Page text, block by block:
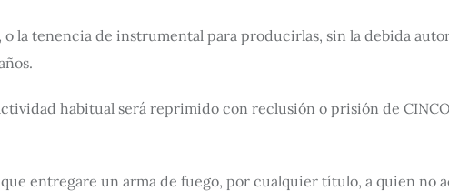
o la tenencia de instrumental para producirlas, sin la debida
habitual será reprimido con reclusión o prisión de CINCO
entregare un arma de fuego, por cualquier título, a quien no